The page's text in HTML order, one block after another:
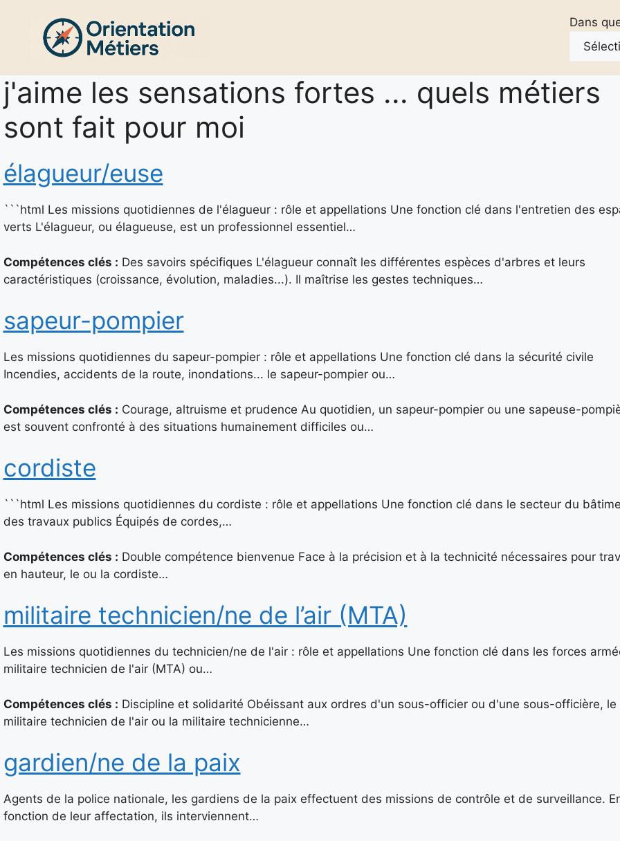
contenu
Dans
j'aime les sensations fortes ... quels métiers
sont fait pour moi
élagueur/euse
```html Les missions quotidiennes de l'élagueur : rôle et appellations Une fonction clé dans l'entretien des
verts L'élagueur, ou élagueuse, est un professionnel essentiel…
Compétences clés : Des savoirs spécifiques L'élagueur connaît les différentes espèces d'arbres et leurs
caractéristiques (croissance, évolution, maladies...). Il maîtrise les gestes techniques…
sapeur-pompier
Les missions quotidiennes du sapeur-pompier : rôle et appellations Une fonction clé dans la sécurité civile
Incendies, accidents de la route, inondations... le sapeur-pompier ou…
Compétences clés : Courage, altruisme et prudence Au quotidien, un sapeur-pompier ou une sapeuse-
est souvent confronté à des situations humainement difficiles ou…
cordiste
```html Les missions quotidiennes du cordiste : rôle et appellations Une fonction clé dans le secteur du
des travaux publics Équipés de cordes,…
Compétences clés : Double compétence bienvenue Face à la précision et à la technicité nécessaires pour
en hauteur, le ou la cordiste…
militaire technicien/ne de l’air (MTA)
Les missions quotidiennes du technicien/ne de l'air : rôle et appellations Une fonction clé dans les forces
militaire technicien de l'air (MTA) ou…
Compétences clés : Discipline et solidarité Obéissant aux ordres d'un sous-officier ou d'une sous-officière, le
militaire technicien de l'air ou la militaire technicienne…
gardien/ne de la paix
Agents de la police nationale, les gardiens de la paix effectuent des missions de contrôle et de surveillance.
fonction de leur affectation, ils interviennent…